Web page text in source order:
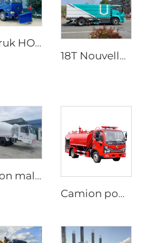
Sinotruk HOWO 6X4 Nouveau Bon Marché Véhicule de Lutte contre les Incendies à Mousse Haute Pression Haute Qualité
18T Nouvelle Énergie Haute Performance Balayeuse Électrique Durable Camion Balayeuse Électrique pour Lavage et Balayage
Camion malaxeur de ciment mobile au diesel personnalisé, conduite bidirectionnelle, options manuelle ou automatique dédiées à la production de tunnels
Camion pompe Dongfeng 4x2 Dorica diesel neuf, aérien pompeur, réservoir d'eau de 4000L, machine d'arrosage, système d'incendie